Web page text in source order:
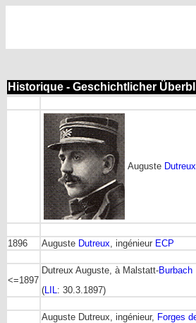
Historique - Geschichtlicher
Auguste Dutreux
1896 Auguste Dutreux, ingénieur ECP
<=1897
Dutreux Auguste, à Malstatt-Burbach
(LIL: 30.3.1897)
Auguste Dutreux, ingénieur, Forges